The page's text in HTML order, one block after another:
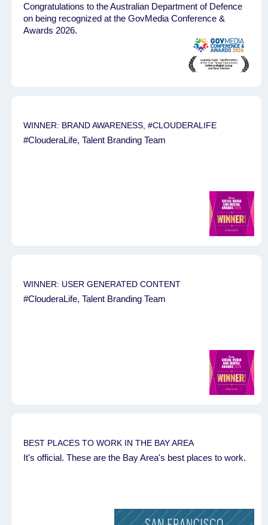
Congratulations to the Australian Department of Defence
on being recognized at the GovMedia Conference &
Awards 2026.
WINNER: BRAND AWARENESS, #CLOUDERALIFE
#ClouderaLife, Talent Branding Team
WINNER: USER GENERATED CONTENT
#ClouderaLife, Talent Branding Team
BEST PLACES TO WORK IN THE BAY AREA
It's official. These are the Bay Area's best places to work.